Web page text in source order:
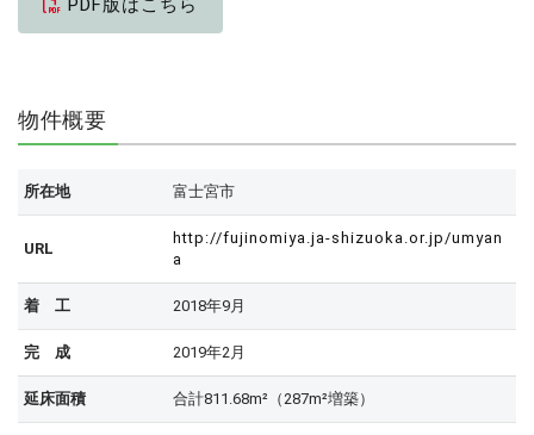
PDF版はこちら
物件概要
所在地 富士宮市
URL
http://fujinomiya.ja-shizuoka.or.jp/umyan
a
着 工 2018年9月
完 成 2019年2月
延床面積 合計811.68m²（287m²増築）